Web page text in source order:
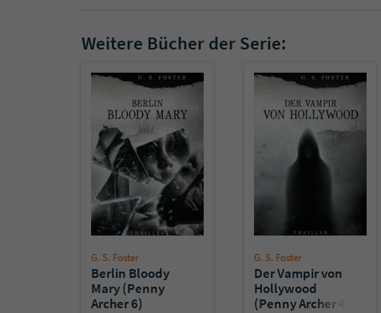
Weitere Bücher der Serie:
G. S. Foster
Berlin Bloody
Mary (Penny
Archer 6)
G. S. Foster
Der Vampir von
Hollywood
(Penny Archer 4)